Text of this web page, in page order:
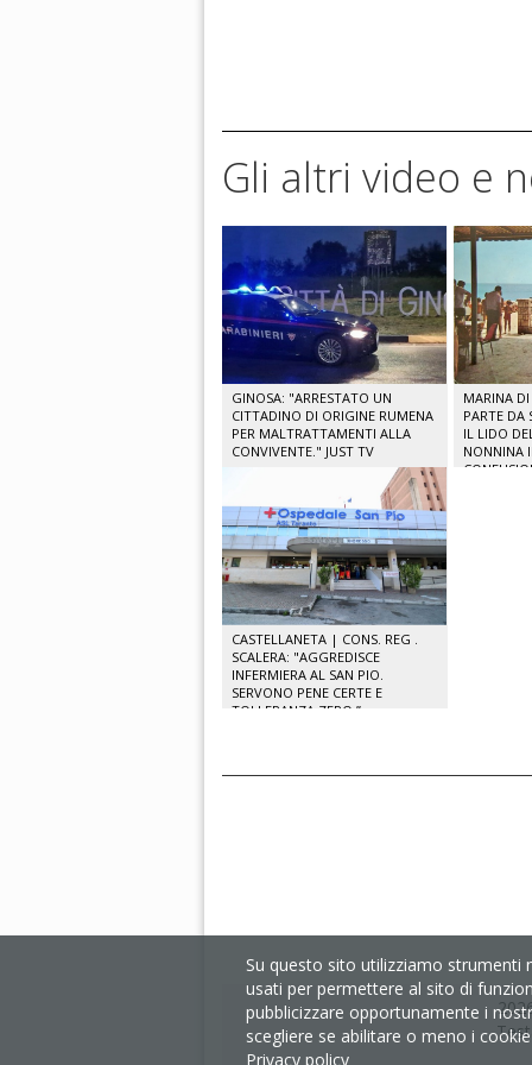
Su questo sito utilizziamo
usati per permettere al sito di
pubblicizzare opportunamente i
scegliere se abilitare o meno i
Privacy policy
Gli altri video e
GINOSA: "ARRESTATO UN
CITTADINO DI ORIGINE RUMENA
PER MALTRATTAMENTI ALLA
CONVIVENTE." JUST TV
MARINA
PARTE DA
IL LIDO
NONNINA
CASTELLANETA | CONS. REG .
SCALERA: "AGGREDISCE
INFERMIERA AL SAN PIO.
SERVONO PENE CERTE E
TOLLERANZA ZERO.”